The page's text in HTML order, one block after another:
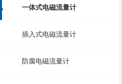
一体式电磁流量计
插入式电磁流量计
防腐电磁流量计